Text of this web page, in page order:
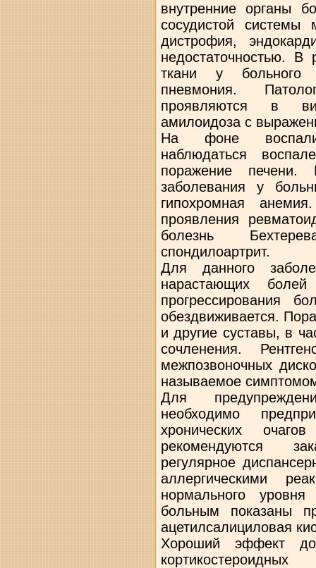
внутренние органы
сосудистой системы
дистрофия,
недостаточностью. В
ткани у больного
пневмония.
проявляются в
амилоидоза с
На фоне
наблюдаться
поражение печени.
заболевания у
гипохромная
проявления
болезнь
спондилоартрит.
Для данного
нарастающих
прогрессирования
обездвиживается.
и другие суставы, в
сочленения.
межпозвоночных
называемое
Для
необходимо
хронических
рекомендуются
регулярное
аллергическими
нормального
больным показаны
ацетилсалициловая
Хороший эффект